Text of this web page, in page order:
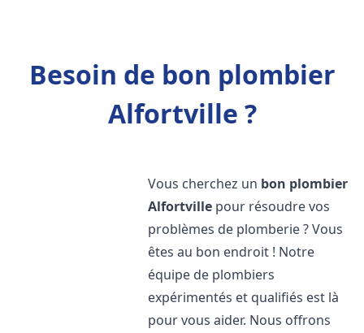
Besoin de bon plombier
Alfortville ?
Vous cherchez un bon plombier
Alfortville pour résoudre vos
problèmes de plomberie ? Vous
êtes au bon endroit ! Notre
équipe de plombiers
expérimentés et qualifiés est là
pour vous aider. Nous offrons